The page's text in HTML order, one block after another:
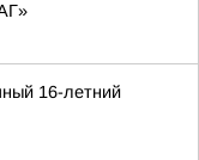
16-летний